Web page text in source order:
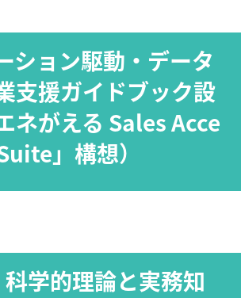
ション駆動・データ
支援ガイドブック設
ネがえる Sales Acce
」構想）
学的理論と実務知